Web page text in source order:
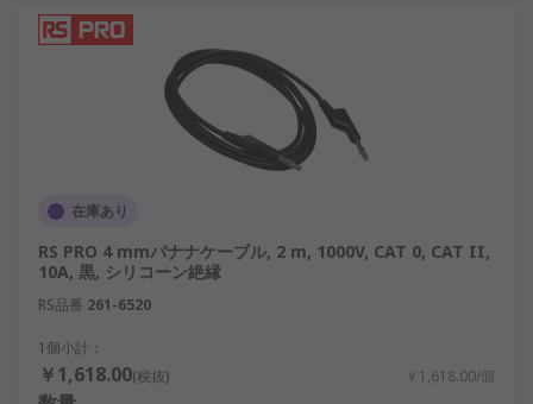
在庫あり
RS PRO 4 mmバナナケーブル, 2 m, 1000V, CAT 0, CAT II,
10A, 黒, シリコーン絶縁
RS品番 261-6520
1個小計：
￥1,618.00(税抜) ￥1,618.00/個